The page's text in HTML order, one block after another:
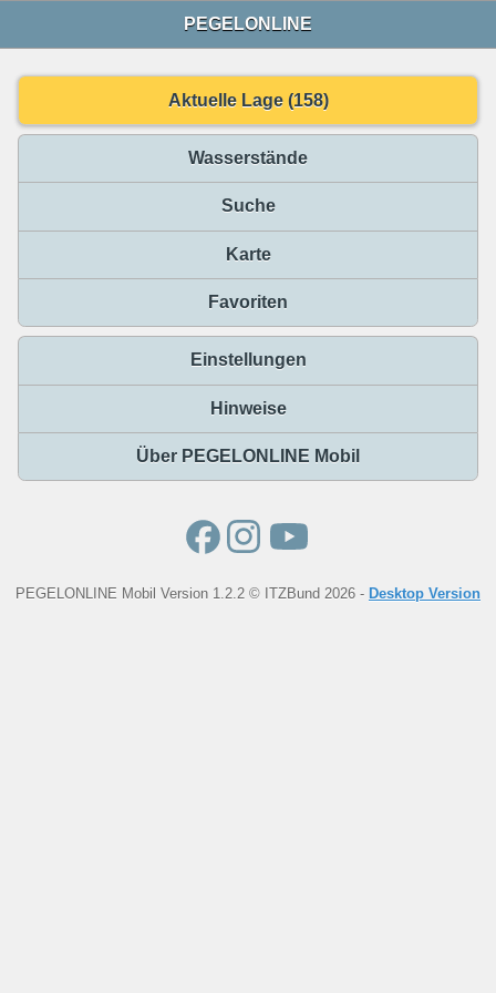
PEGELONLINE
Aktuelle Lage (158)
Wasserstände
Suche
Karte
Favoriten
Einstellungen
Hinweise
Über PEGELONLINE Mobil
PEGELONLINE Mobil Version 1.2.2 © ITZBund 2026 - Desktop Version